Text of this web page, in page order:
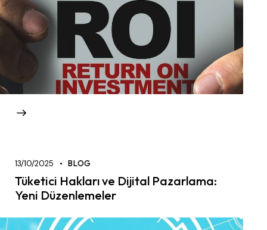
13/10/2025 BLOG
Tüketici Hakları ve Dijital Pazarlama:
Yeni Düzenlemeler